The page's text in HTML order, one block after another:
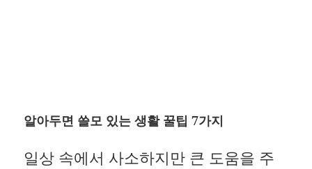
알아두면 쓸모 있는 생활 꿀팁 7가지
일상 속에서 사소하지만 큰 도움을 주